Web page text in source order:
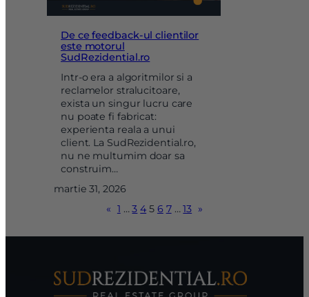
De ce feedback-ul clientilor
este motorul
SudRezidential.ro
Intr-o era a algoritmilor si a
reclamelor stralucitoare,
exista un singur lucru care
nu poate fi fabricat:
experienta reala a unui
client. La SudRezidential.ro,
nu ne multumim doar sa
construim…
martie 31, 2026
« 1 … 3 4 5 6 7 … 13 »